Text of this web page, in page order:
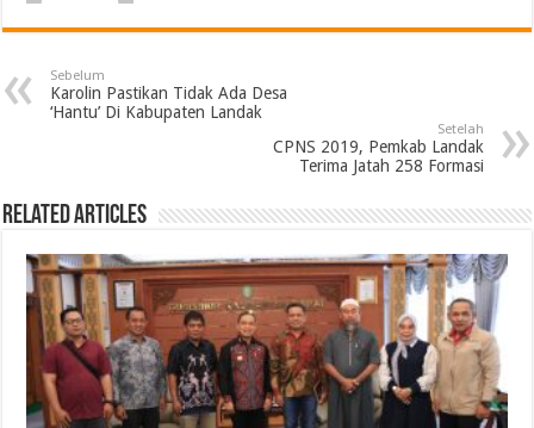
Sebelum
Karolin Pastikan Tidak Ada Desa
‘Hantu’ Di Kabupaten Landak
Setelah
CPNS 2019, Pemkab Landak
Terima Jatah 258 Formasi
Related Articles